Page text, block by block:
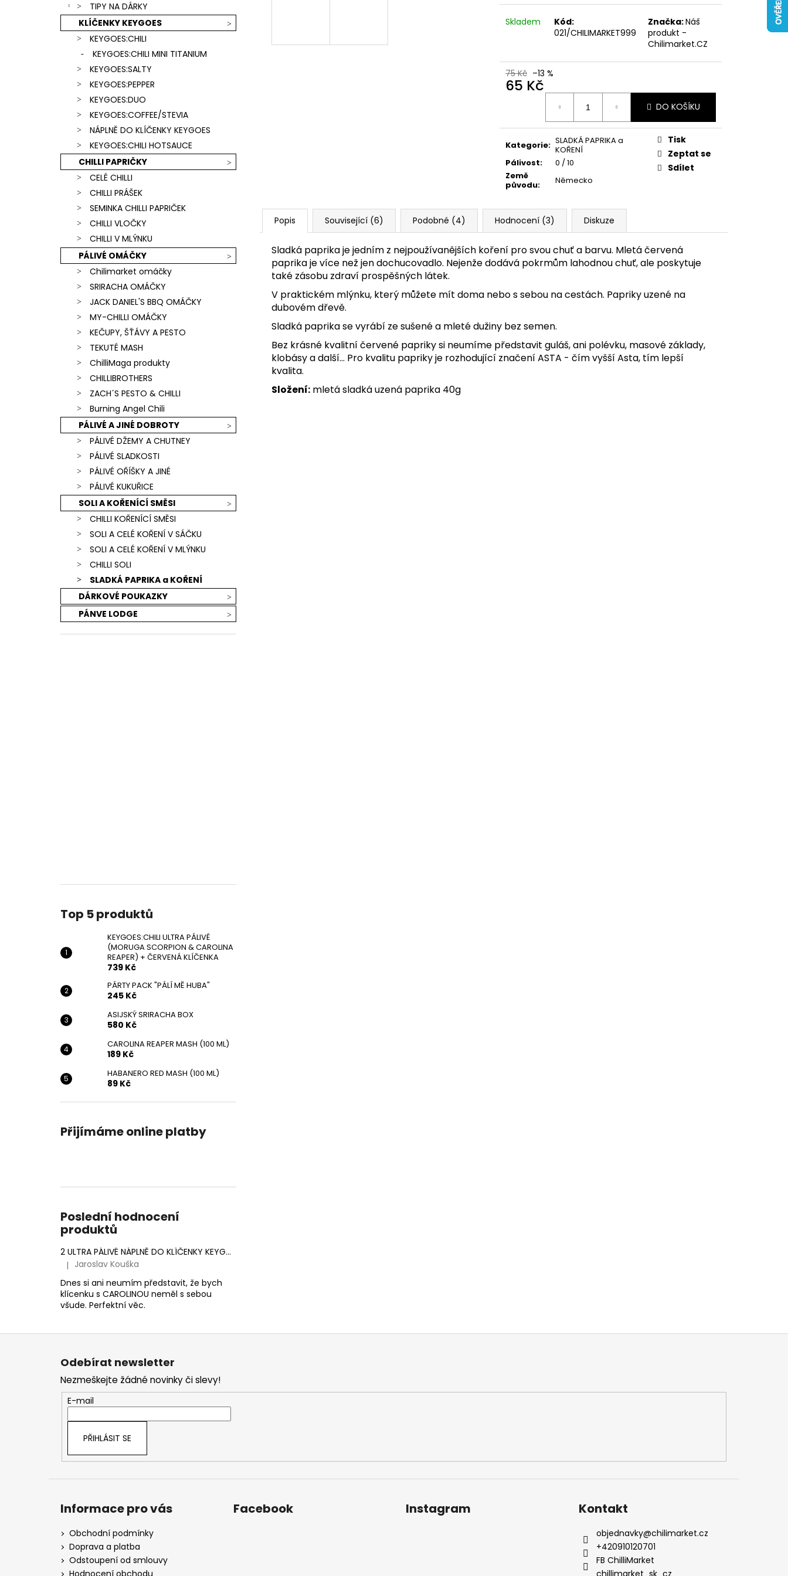
TIPY NA DÁRKY
KLÍČENKY KEYGOES
KEYGOES:CHILI
KEYGOES:CHILI MINI TITANIUM
KEYGOES:SALTY
KEYGOES:PEPPER
KEYGOES:DUO
KEYGOES:COFFEE/STEVIA
NÁPLNĚ DO KLÍČENKY KEYGOES
KEYGOES:CHILI HOTSAUCE
CHILLI PAPRIČKY
CELÉ CHILLI
CHILLI PRÁŠEK
SEMINKA CHILLI PAPRIČEK
CHILLI VLOČKY
CHILLI V MLÝNKU
PÁLIVÉ OMÁČKY
Chilimarket omáčky
SRIRACHA OMÁČKY
JACK DANIEL'S BBQ OMÁČKY
MY-CHILLI OMÁČKY
KEČUPY, ŠŤÁVY A PESTO
TEKUTÉ MASH
ChilliMaga produkty
CHILLIBROTHERS
ZACH´S PESTO & CHILLI
Burning Angel Chili
PÁLIVÉ A JINÉ DOBROTY
PÁLIVÉ DŽEMY A CHUTNEY
PÁLIVÉ SLADKOSTI
PÁLIVÉ OŘÍŠKY A JINÉ
PÁLIVÉ KUKUŘICE
SOLI A KOŘENÍCÍ SMĚSI
CHILLI KOŘENÍCÍ SMĚSI
SOLI A CELÉ KOŘENÍ V SÁČKU
SOLI A CELÉ KOŘENÍ V MLÝNKU
CHILLI SOLI
SLADKÁ PAPRIKA a KOŘENÍ
DÁRKOVÉ POUKAZKY
PÁNVE LODGE
Top 5 produktů
KEYGOES:CHILI ULTRA PÁLIVÉ
(MORUGA SCORPION & CAROLINA
REAPER) + ČERVENÁ KLÍČENKA
739 Kč
PÁRTY PACK "PÁLÍ MĚ HUBA"
245 Kč
ASIJSKÝ SRIRACHA BOX
580 Kč
CAROLINA REAPER MASH (100 ML)
189 Kč
HABANERO RED MASH (100 ML)
89 Kč
Přijímáme online platby
Poslední hodnocení
produktů
2 ULTRA PÁLIVÉ NÁPLNĚ DO KLÍČENKY KEYGOES (MORUGA SCORPION & CAROLINA REAPER)
Hodnocení produktu je 5 z 5 hvězdiček.
| Jaroslav Kouška
Dnes si ani neumím představit, že bych
klícenku s CAROLINOU neměl s sebou
všude. Perfektní věc.
Skladem
Kód:
021/CHILIMARKET999
Značka:Náš
produkt -
Chilimarket.CZ
75 Kč –13 %
65 Kč
DO KOŠÍKU
Kategorie: SLADKÁ PAPRIKA a
KOŘENÍ
Pálivost:
0 / 10
Země
původu: Německo
Tisk
Zeptat se
Sdílet
Popis Související (6) Podobné (4) Hodnocení (3) Diskuze
Sladká paprika je jedním z nejpoužívanějších koření pro svou chuť a barvu. Mletá červená
paprika je více než jen dochucovadlo. Nejenže dodává pokrmům lahodnou chuť, ale poskytuje
také zásobu zdraví prospěšných látek.
V praktickém mlýnku, který můžete mít doma nebo s sebou na cestách. Papriky uzené na
dubovém dřevě.
Sladká paprika se vyrábí ze sušené a mleté dužiny bez semen.
Bez krásné kvalitní červené papriky si neumíme představit guláš, ani polévku, masové základy,
klobásy a další... Pro kvalitu papriky je rozhodující značení ASTA - čím vyšší Asta, tím lepší
kvalita.
Složení: mletá sladká uzená paprika 40g
ČERVENÁ KLÍČENKA
739 Kč
Z
Odebírat newsletter
Nezmeškejte žádné novinky či slevy!
E-mail
PŘIHLÁSIT SE
Informace pro vás
Obchodní podmínky
Doprava a platba
Odstoupení od smlouvy
Facebook Instagram Kontakt
objednavky@chilimarket.cz
+420910120701
FB ChilliMarket